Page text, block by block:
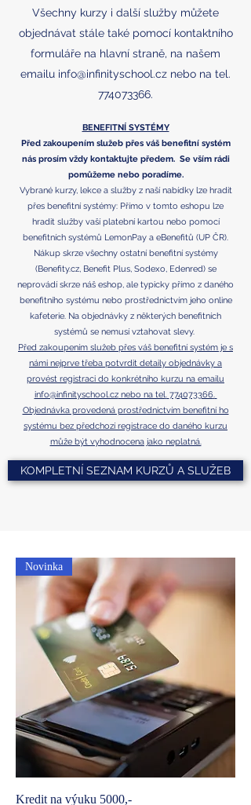
Všechny kurzy i další služby můžete
objednávat stále také pomocí kontaktního
formuláře na hlavní straně, na našem
emailu info@infinityschool.cz nebo na tel.
774073366.
BENEFITNÍ SYSTÉMY
Před zakoupením služeb přes váš benefitní systém
nás prosím vždy kontaktujte předem. Se vším rádi
pomůžeme nebo poradíme.
Vybrané kurzy, lekce a služby z naší nabídky lze hradit
přes benefitní systémy: Přímo v tomto eshopu lze
hradit služby vaší platební kartou nebo pomocí
benefitních systémů LemonPay a eBenefitů (UP ČR).
Nákup skrze všechny ostatní benefitní systémy
(Benefity.cz, Benefit Plus, Sodexo, Edenred)se
neprovádí skrze náš eshop, ale typicky přímo z daného
benefitního systému nebo prostřednictvím jeho online
kafeterie. Na objednávky z některých benefitních
systémů se nemusí vztahovat slevy.
Před zakoupením služeb přes váš benefitní systém je s
námi nejprve třeba potvrdit detaily objednávky a
provést registraci do konkrétního kurzu na emailu
info@infinityschool.cznebo na tel. 774073366.​
Objednávka provedená prostřednictvím benefitní ho
systému bez předchozí registrace do daného kurzu
může být vyhodnocena jako neplatná.
KOMPLETNÍ SEZNAM KURZŮ A SLUŽEB
Novinka
Kredit na výuku 5000,-